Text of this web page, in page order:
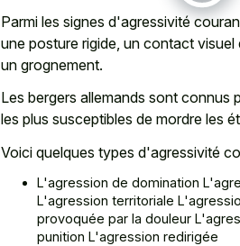
Parmi les signes d'agressivité
une posture rigide, un contact
un grognement.
Les bergers allemands sont connus
les plus susceptibles de mordre les
Voici quelques types d'agressivité
L'agression de domination
L'agression territoriale
provoquée par la douleur
punition L'agression redirigée